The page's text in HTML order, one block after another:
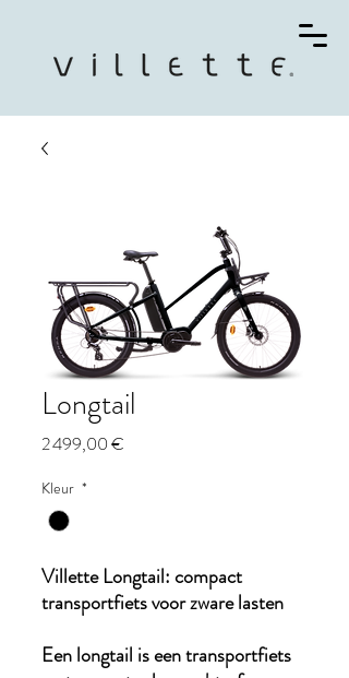
Longtail
2 499,00 €
Kleur *
Villette Longtail: compact
transportfiets voor zware lasten
Een longtail is een transportfiets